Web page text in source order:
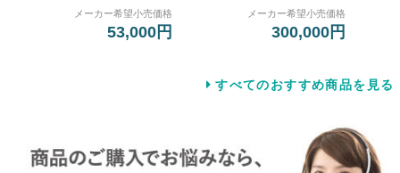
メーカー希望小売価格
53,000円
メーカー希望小売価格
300,000円
すべてのおすすめ商品を見る